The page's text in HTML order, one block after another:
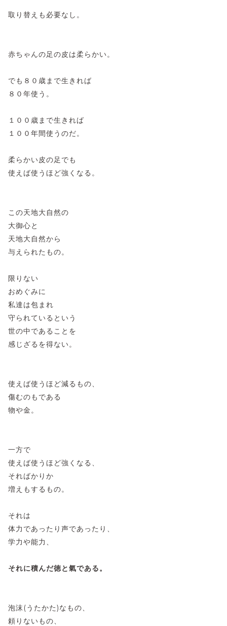
取り替えも必要なし。
赤ちゃんの足の皮は柔らかい。
でも８０歳まで生きれば
８０年使う。
１００歳まで生きれば
１００年間使うのだ。
柔らかい皮の足でも
使えば使うほど強くなる。
この天地大自然の
大御心と
天地大自然から
与えられたもの。
限りない
おめぐみに
私達は包まれ
守られているという
世の中であることを
感じざるを得ない。
使えば使うほど減るもの、
傷むのもである
物や金。
一方で
使えば使うほど強くなる、
そればかりか
増えもするもの。
それは
体力であったり声であったり、
学力や能力、
それに積んだ徳と氣である。
泡沫(うたかた)なもの、
頼りないもの、